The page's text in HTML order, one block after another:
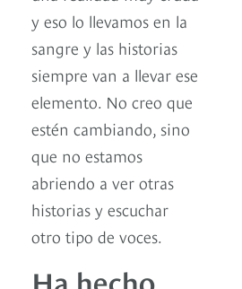
y eso lo llevamos en la
sangre y las historias
siempre van a llevar ese
elemento. No creo que
estén cambiando, sino
que no estamos
abriendo a ver otras
historias y escuchar
otro tipo de voces.
Ha hecho